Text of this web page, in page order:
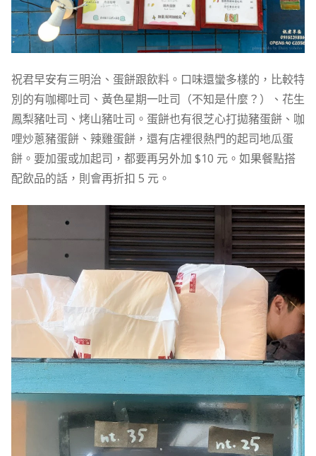
祝君早安有三明治、蛋餅跟飲料。口味還蠻多樣的，比較特
別的有咖椰吐司、黃色星期一吐司（不知是什麼？）、花生
鳳梨豬吐司、烤山豬吐司。蛋餅也有很芝心打拋豬蛋餅、咖
哩炒蔥豬蛋餅、辣雞蛋餅，還有店裡很熱門的起司地瓜蛋
餅。要加蛋或加起司，都要再另外加 $10 元。如果餐點搭
配飲品的話，則會再折扣 5 元。